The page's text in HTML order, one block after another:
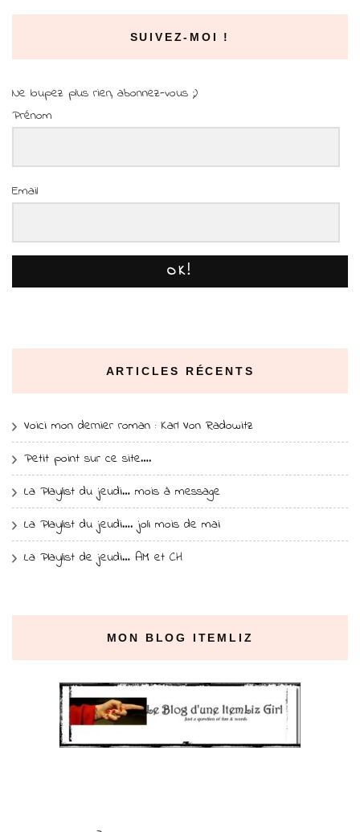
SUIVEZ-MOI !
Ne loupez plus rien, abonnez-vous ;)
Prénom
Email
OK!
ARTICLES RÉCENTS
Voici mon dernier roman : Karl Von Radowitz
Petit point sur ce site….
La Playlist du jeudi… mois à message
La Playlist du jeudi…. joli mois de mai
La Playlist de jeudi… AM et CH
MON BLOG ITEMLIZ